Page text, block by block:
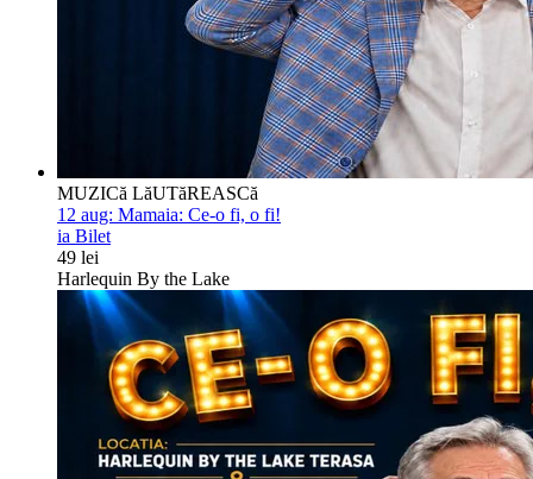
MUZICă LăUTăREASCă
12 aug: Mamaia: Ce-o fi, o fi!
ia Bilet
49 lei
Harlequin By the Lake